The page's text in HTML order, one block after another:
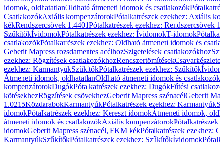
idomok, oldhatatlanOldható átmeneti idomok és csatlakozók
CsatlakozókAxiális kompenzátorokPótalkatrészek ezekhez: Axiális
kékRendszercsövek 1.4401Pótalkatrészek ezekhez: Rendszercsövek
SzűkítőkÍvidomokPótalkatrészek ezekhez: ÍvidomokT-idomok
csatlakozókPótalkatrészek ezekhez: Oldható átmeneti idomok és
Geberit Mapress rozsdamentes acélhozSzigetelések csatlakozókhoz
ezekhez: Rögzítések csatlakozókhozRendszertömítések
ezekhez: KarmantyúkSzűkítőkPótalkatrészek ezekhez: Szűkítők
Átmeneti idomok, oldhatatlanOldható átmeneti idomok és csatlakozók
kompenzátorokDugókPótalkatrészek ezekhez: DugókFűtési
kötésekhezRögzítések csövekhezGeberit Mapress szénacélGeberit
1.0215KözdarabokKarmantyúkPótalkatrészek ezekhez: Karmantyúk
idomokPótalkatrészek ezekhez: Kereszt idomokÁtmeneti idomok,
átmeneti idomok és csatlakozókAxiális kompenzátorok
idomokGeberit Mapress szénacél, FKM kékPótalkatrészek ezekhez:
KarmantyúkSzűkítőkPótalkatrészek ezekhez: SzűkítőkÍvidomok